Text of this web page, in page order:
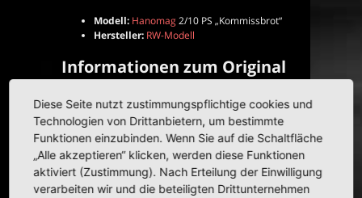
Modell: Hanomag2/10 PS „Kommissbrot“
Hersteller: RW-Modell
Informationen zum Original
Karosserie: Cabriolet
Baujahr(e):1925–1928
Read more
Diese Seite nutzt zustimmungspflichtige cookies und
Technologien von Drittanbietern, um bestimmte
Funktionen einzubinden. Wenn Sie auf die Schaltfläche
„Alle akzeptieren“ klicken, werden diese Funktionen
aktiviert (Zustimmung). Nach Erteilung der Einwilligung
verarbeiten wir und die beteiligten Drittunternehmen